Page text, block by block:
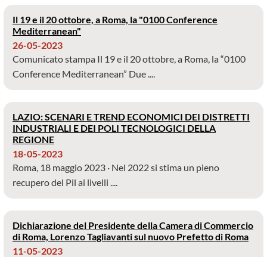
Il 19 e il 20 ottobre, a Roma, la "0100 Conference
Mediterranean"
26-05-2023
Comunicato stampa Il 19 e il 20 ottobre, a Roma, la “0100
Conference Mediterranean” Due ....
LAZIO: SCENARI E TREND ECONOMICI DEI DISTRETTI
INDUSTRIALI E DEI POLI TECNOLOGICI DELLA
REGIONE
18-05-2023
Roma, 18 maggio 2023 · Nel 2022 si stima un pieno
recupero del Pil ai livelli ....
Dichiarazione del Presidente della Camera di Commercio
di Roma, Lorenzo Tagliavanti sul nuovo Prefetto di Roma
11-05-2023